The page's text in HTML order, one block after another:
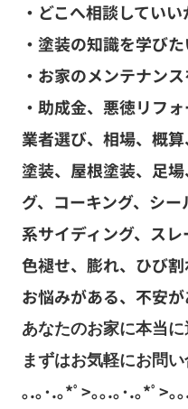
・どこへ相談してい
・塗装の知識を学び
・お家のメンテナン
・助成金、悪徳リフ
業者選び、相場、概
塗装、屋根塗装、足
グ、コーキング、シ
系サイディング、スレ
色褪せ、膨れ、ひび
お悩みがある、不安が
あなたのお家に本当
まずはお気軽にお問
｡.｡･.｡*ﾟ>｡｡.｡･.｡*ﾟ>｡